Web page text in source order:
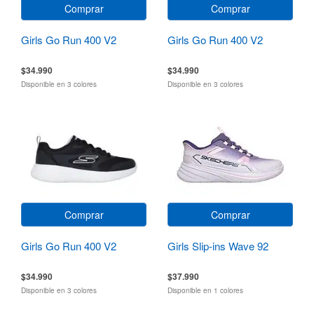
Comprar
Girls Go Run 400 V2
$34.990
Disponible en 3 colores
Comprar
Girls Go Run 400 V2
$34.990
Disponible en 3 colores
Comprar
Girls Go Run 400 V2
$34.990
Disponible en 3 colores
Comprar
Girls Slip-ins Wave 92
$37.990
Disponible en 1 colores